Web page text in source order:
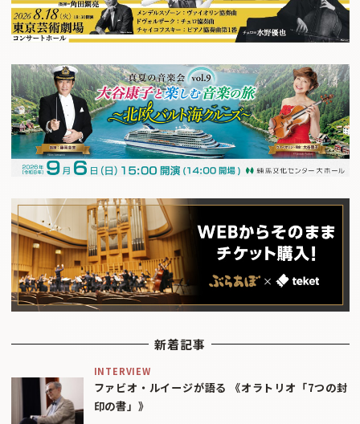
新着記事
INTERVIEW
ファビオ・ルイージが語る 《オラトリオ「7つの封
印の書」》